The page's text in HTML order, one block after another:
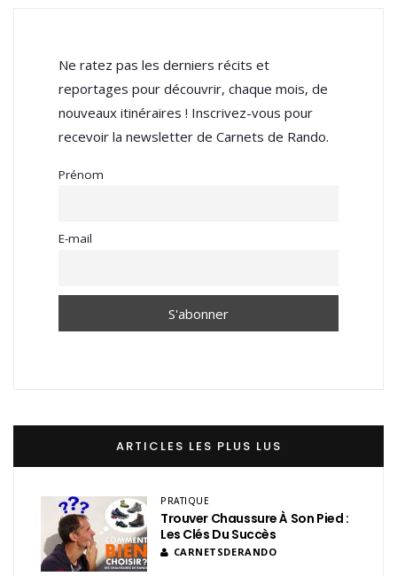
Ne ratez pas les derniers récits et
reportages pour découvrir, chaque mois, de
nouveaux itinéraires ! Inscrivez-vous pour
recevoir la newsletter de Carnets de Rando.
Prénom
E-mail
ARTICLES LES PLUS LUS
PRATIQUE
Trouver Chaussure À Son Pied :
Les Clés Du Succès
CARNETSDERANDO